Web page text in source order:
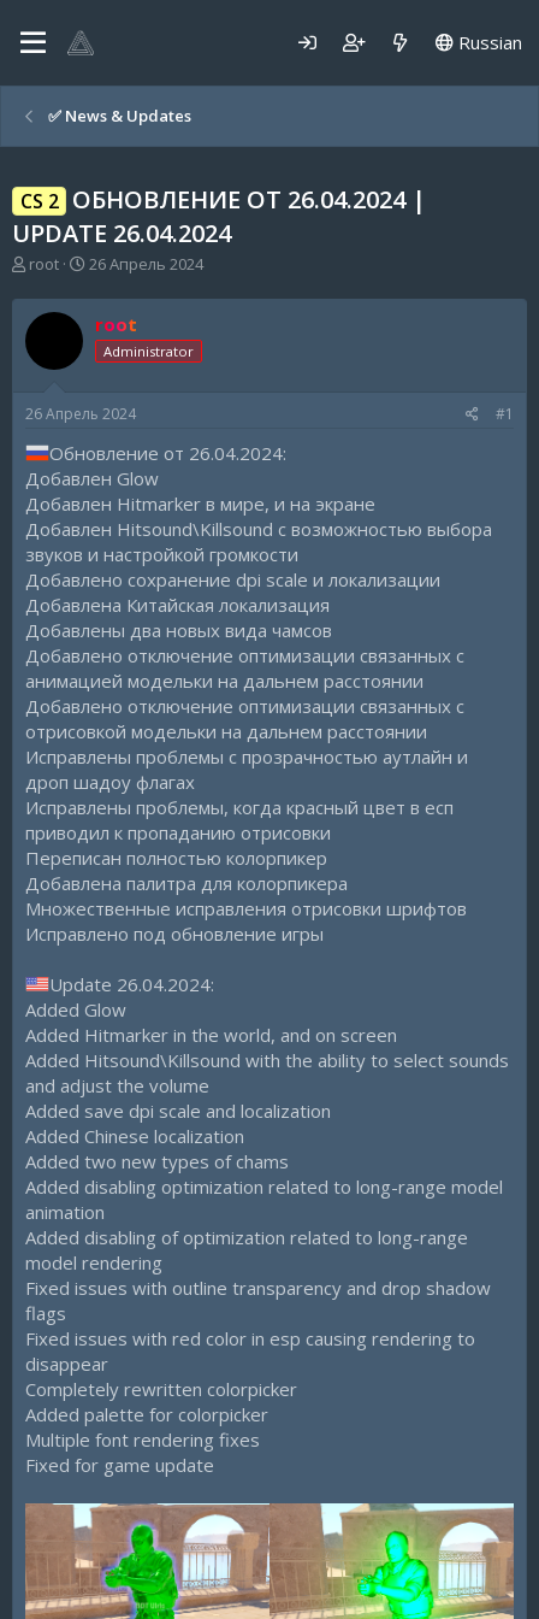
Russian
✅️ News & Updates
CS 2 ОБНОВЛЕНИЕ ОТ 26.04.2024 |
UPDATE 26.04.2024
А
т
о
р
т
м
root
Д
т
а
н
а
а
26 Апрель 2024
root
Administrator
26 Апрель 2024 #1
Обновление от 26.04.2024:
Добавлен Glow
Добавлен Hitmarker в мире, и на экране
Добавлен Hitsound\Killsound с возможностью выбора
звуков и настройкой громкости
Добавлено сохранение dpi scale и локализации
Добавлена Китайская локализация
Добавлены два новых вида чамсов
Добавлено отключение оптимизации связанных с
анимацией модельки на дальнем расстоянии
Добавлено отключение оптимизации связанных с
отрисовкой модельки на дальнем расстоянии
Исправлены проблемы с прозрачностью аутлайн и
дроп шадоу флагах
Исправлены проблемы, когда красный цвет в есп
приводил к пропаданию отрисовки
Переписан полностью колорпикер
Добавлена палитра для колорпикера
Множественные исправления отрисовки шрифтов
Исправлено под обновление игры
Update 26.04.2024:
Added Glow
Added Hitmarker in the world, and on screen
Added Hitsound\Killsound with the ability to select sounds
and adjust the volume
Added save dpi scale and localization
Added Chinese localization
Added two new types of chams
Added disabling optimization related to long-range model
animation
Added disabling of optimization related to long-range
model rendering
Fixed issues with outline transparency and drop shadow
flags
Fixed issues with red color in esp causing rendering to
disappear
Completely rewritten colorpicker
Added palette for colorpicker
Multiple font rendering fixes
Fixed for game update